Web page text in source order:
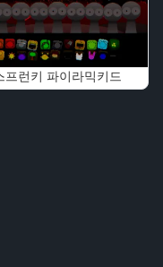
프런키 파이라믹키드